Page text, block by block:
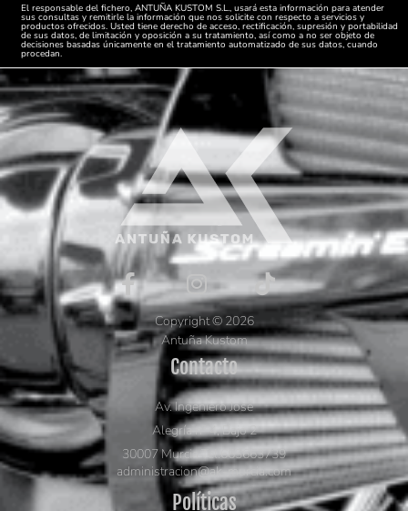
El responsable del fichero, ANTUÑA KUSTOM S.L., usará esta información para atender
sus consultas y remitirle la información que nos solicite con respecto a servicios y
productos ofrecidos. Usted tiene derecho de acceso, rectificación, supresión y portabilidad
de sus datos, de limitación y oposición a su tratamiento, así como a no ser objeto de
decisiones basadas únicamente en el tratamiento automatizado de sus datos, cuando
procedan.
Copyright © 2026
Antuña Kustom
Contacto
Av. Ingeniero José
Alegría nº 4, Bajo 2
30007 Murcia Tel.663663739
administracion@ak-murcia.com
Políticas